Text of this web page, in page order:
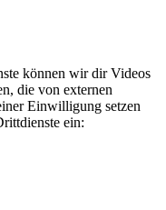
können wir dir Videos
die von externen
Einwilligung setzen
ein: